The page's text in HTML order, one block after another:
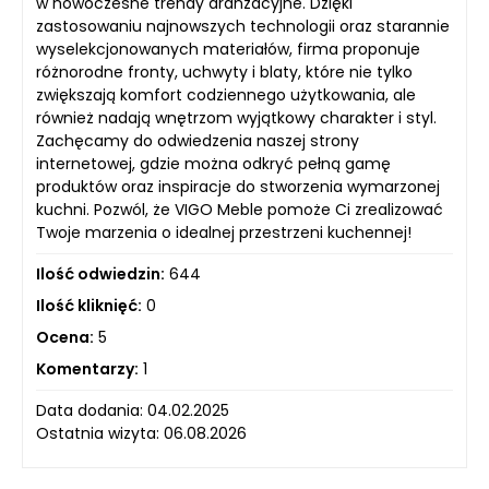
zastosowaniu najnowszych technologii oraz starannie
wyselekcjonowanych materiałów, firma proponuje
różnorodne fronty, uchwyty i blaty, które nie tylko
zwiększają komfort codziennego użytkowania, ale
również nadają wnętrzom wyjątkowy charakter i styl.
Zachęcamy do odwiedzenia naszej strony
internetowej, gdzie można odkryć pełną gamę
produktów oraz inspiracje do stworzenia wymarzonej
kuchni. Pozwól, że VIGO Meble pomoże Ci zrealizować
Twoje marzenia o idealnej przestrzeni kuchennej!
Ilość odwiedzin: 644
Ilość kliknięć: 0
Ocena: 5
Komentarzy: 1
Data dodania: 04.02.2025
Ostatnia wizyta: 06.08.2026